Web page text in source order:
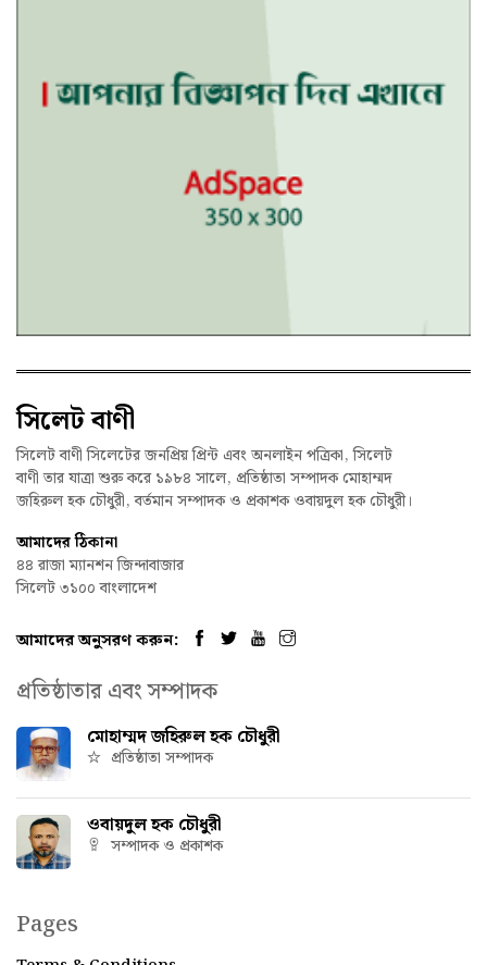
সিলেট বাণী
সিলেট বাণী সিলেটের জনপ্রিয় প্রিন্ট এবং অনলাইন পত্রিকা, সিলেট
বাণী তার যাত্রা শুরু করে ১৯৮৪ সালে, প্রতিষ্ঠাতা সম্পাদক মোহাম্মদ
জহিরুল হক চৌধুরী, বর্তমান সম্পাদক ও প্রকাশক ওবায়দুল হক চৌধুরী।
আমাদের ঠিকানা
৪৪ রাজা ম্যানশন জিন্দাবাজার
সিলেট ৩১০০ বাংলাদেশ
আমাদের অনুসরণ করুন:
প্রতিষ্ঠাতার এবং সম্পাদক
মোহাম্মদ জহিরুল হক চৌধুরী
প্রতিষ্ঠাতা সম্পাদক
ওবায়দুল হক চৌধুরী
সম্পাদক ও প্রকাশক
Pages